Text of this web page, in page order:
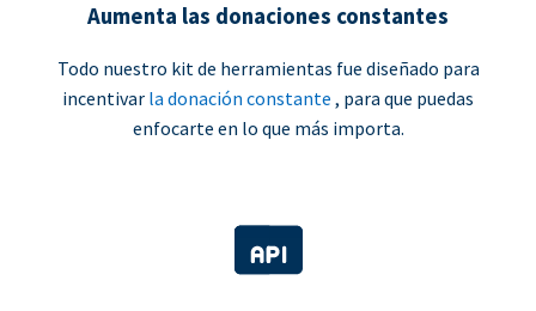
Aumenta las donaciones constantes
Todo nuestro kit de herramientas fue diseñado para
incentivar la donación constante , para que puedas
enfocarte en lo que más importa.